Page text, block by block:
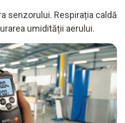
senzorului. Respirația caldă
umidității aerului.